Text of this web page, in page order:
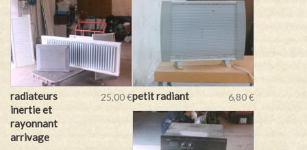
radiateurs
inertie et
rayonnant
arrivage
25,00 €petit radiant 6,80 €